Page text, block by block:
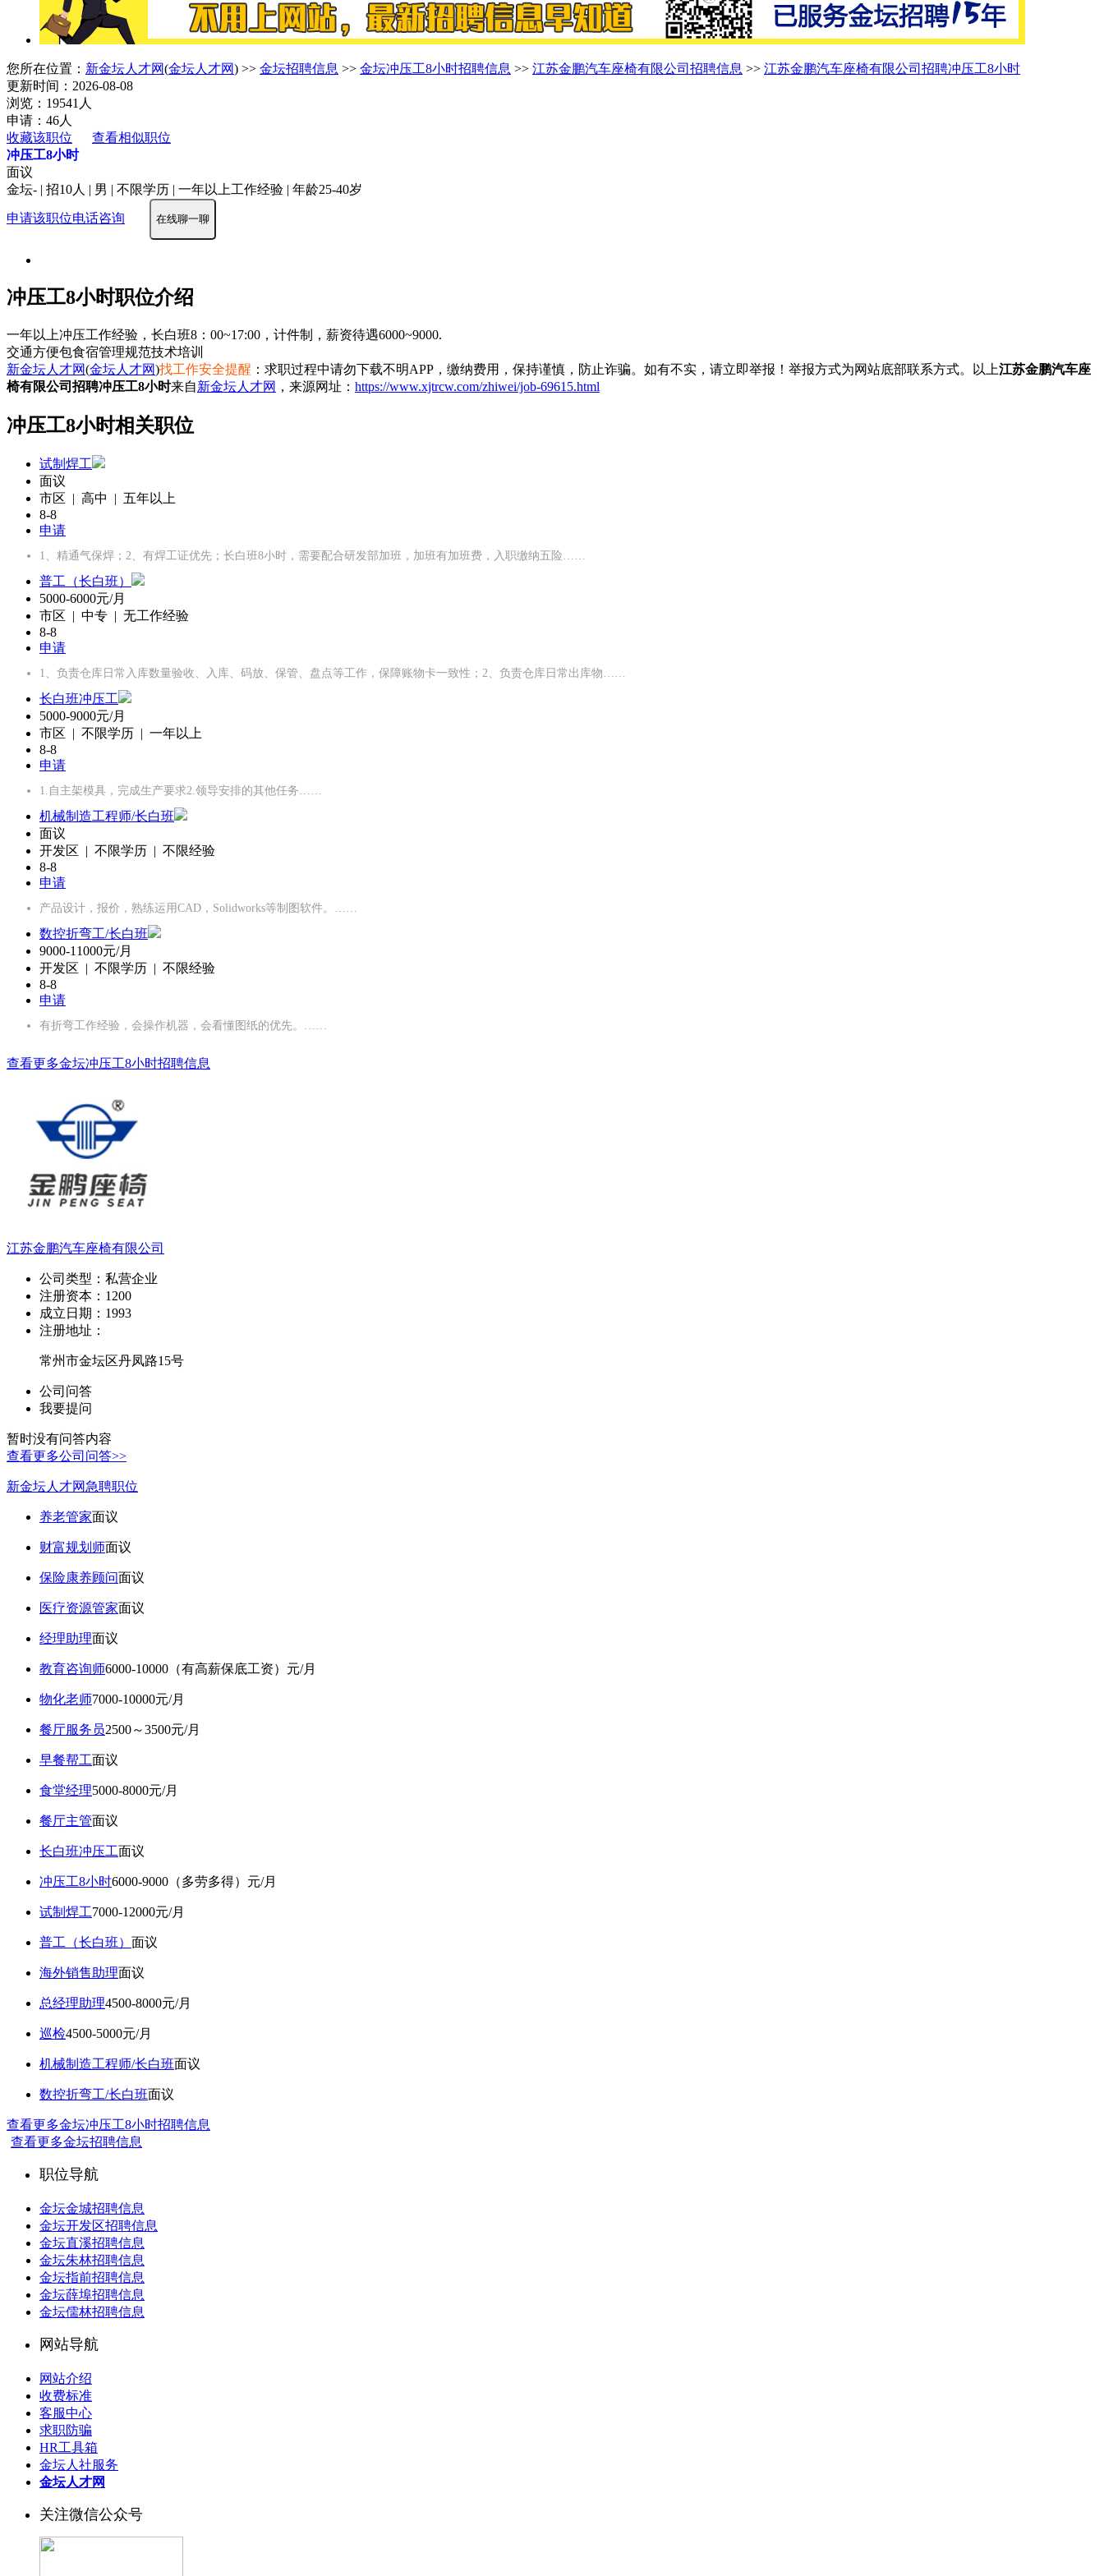
您所在位置： 新金坛人才网(金坛人才网) >> 金坛招聘信息 >> 金坛冲压工8小时招聘信息 >> 江苏金鹏汽车座椅有限公司招聘信息 >> 江苏金鹏汽车座椅有限公司招聘冲压工8小时
更新时间：2026-08-08
浏览：19541人
申请：46人
收藏该职位
查看相似职位
冲压工8小时
面议
金坛- | 招10人 | 男 | 不限学历 | 一年以上工作经验 | 年龄25-40岁
申请该职位电话咨询 在线聊一聊
冲压工8小时职位介绍
一年以上冲压工作经验，长白班8：00~17:00，计件制，薪资待遇6000~9000.
交通方便包食宿管理规范技术培训
新金坛人才网(金坛人才网)找工作安全提醒 ：求职过程中请勿下载不明APP，缴纳费用，保持谨慎，防止诈骗。如有不实，请立即举报！举报方式为网站底部联系方式。以上江苏金鹏汽车座
椅有限公司招聘冲压工8小时来自新金坛人才网 ，来源网址： https://www.xjtrcw.com/zhiwei/job-69615.html
冲压工8小时相关职位
试制焊工
面议
市区 | 高中 | 五年以上
8-8
申请
1、精通气保焊；2、有焊工证优先；长白班8小时，需要配合研发部加班，加班有加班费，入职缴纳五险……
普工（长白班）
5000-6000元/月
市区 | 中专 | 无工作经验
8-8
申请
1、负责仓库日常入库数量验收、入库、码放、保管、盘点等工作，保障账物卡一致性；2、负责仓库日常出库物……
长白班冲压工
5000-9000元/月
市区 | 不限学历 | 一年以上
8-8
申请
1.自主架模具，完成生产要求2.领导安排的其他任务……
机械制造工程师/长白班
面议
开发区 | 不限学历 | 不限经验
8-8
申请
产品设计，报价，熟练运用CAD，Solidworks等制图软件。……
数控折弯工/长白班
9000-11000元/月
开发区 | 不限学历 | 不限经验
8-8
申请
有折弯工作经验，会操作机器，会看懂图纸的优先。……
查看更多金坛冲压工8小时招聘信息
江苏金鹏汽车座椅有限公司
公司类型： 私营企业
注册资本： 1200
成立日期： 1993
注册地址：
常州市金坛区丹凤路15号
公司问答
我要提问
暂时没有问答内容
查看更多公司问答>>
新金坛人才网急聘职位
养老管家面议
财富规划师面议
保险康养顾问面议
医疗资源管家面议
经理助理面议
教育咨询师6000-10000（有高薪保底工资）元/月
物化老师7000-10000元/月
餐厅服务员2500～3500元/月
早餐帮工面议
食堂经理5000-8000元/月
餐厅主管面议
长白班冲压工面议
冲压工8小时6000-9000（多劳多得）元/月
试制焊工7000-12000元/月
普工（长白班） 面议
海外销售助理面议
总经理助理4500-8000元/月
巡检4500-5000元/月
机械制造工程师/长白班面议
数控折弯工/长白班面议
查看更多金坛冲压工8小时招聘信息
查看更多金坛招聘信息
职位导航
金坛金城招聘信息
金坛开发区招聘信息
金坛直溪招聘信息
金坛朱林招聘信息
金坛指前招聘信息
金坛薛埠招聘信息
金坛儒林招聘信息
网站导航
网站介绍
收费标准
客服中心
求职防骗
HR工具箱
金坛人社服务
金坛人才网
关注微信公众号